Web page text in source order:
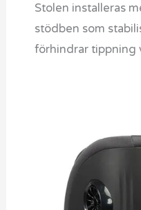
Stolen installeras
stödben som
förhindrar tippning